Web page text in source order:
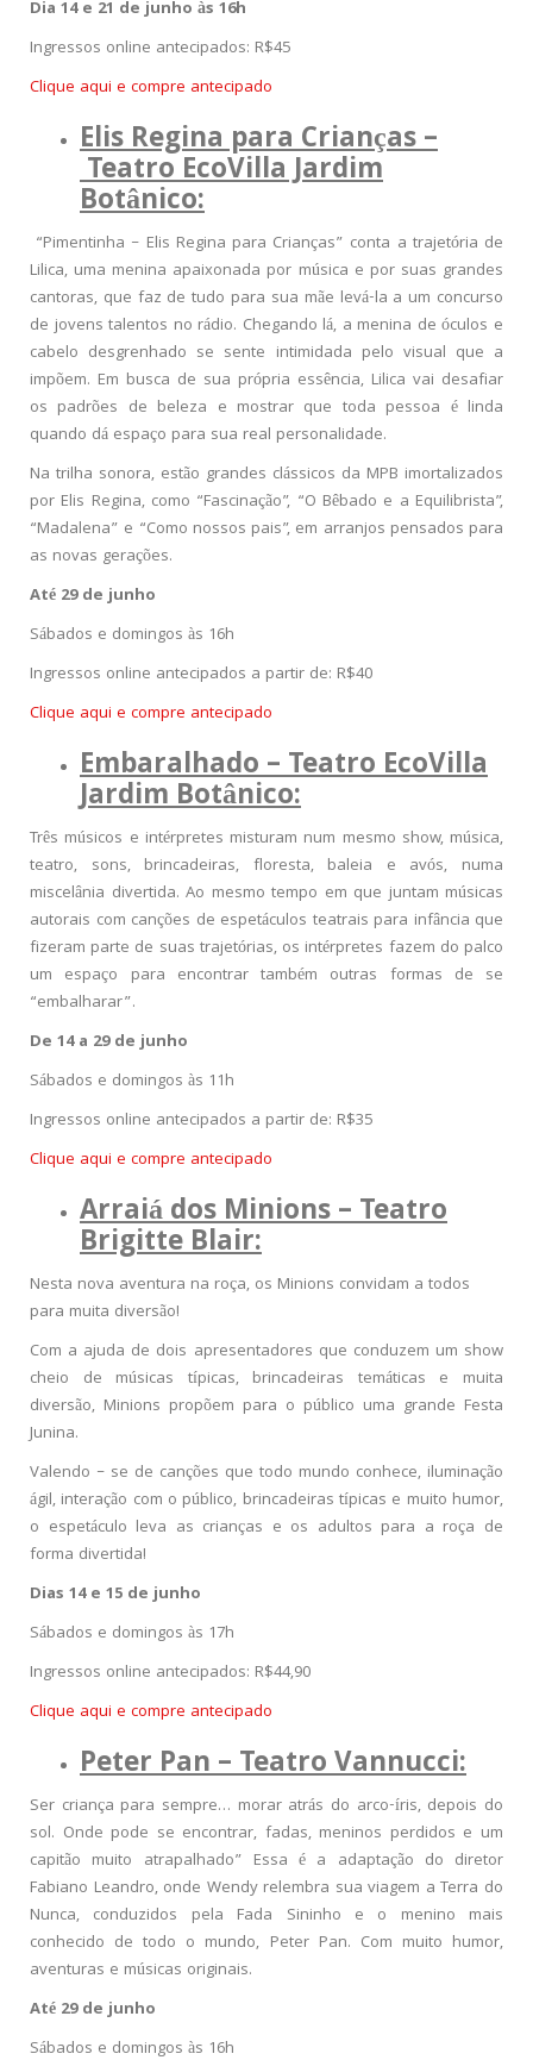
Dia 14 e 21 de junho às 16h
Ingressos online antecipados: R$45
Clique aqui e compre antecipado
Elis Regina para Crianças –
Teatro EcoVilla Jardim
Botânico:
“Pimentinha – Elis Regina para Crianças” conta a trajetória de
Lilica, uma menina apaixonada por música e por suas grandes
cantoras, que faz de tudo para sua mãe levá-la a um concurso
de jovens talentos no rádio. Chegando lá, a menina de óculos e
cabelo desgrenhado se sente intimidada pelo visual que a
impõem. Em busca de sua própria essência, Lilica vai desafiar
os padrões de beleza e mostrar que toda pessoa é linda
quando dá espaço para sua real personalidade.
Na trilha sonora, estão grandes clássicos da MPB imortalizados
por Elis Regina, como “Fascinação”, “O Bêbado e a Equilibrista”,
“Madalena” e “Como nossos pais”, em arranjos pensados para
as novas gerações.
Até 29 de junho
Sábados e domingos às 16h
Ingressos online antecipados a partir de: R$40
Clique aqui e compre antecipado
Embaralhado – Teatro EcoVilla
Jardim Botânico:
Três músicos e intérpretes misturam num mesmo show, música,
teatro, sons, brincadeiras, floresta, baleia e avós, numa
miscelânia divertida. Ao mesmo tempo em que juntam músicas
autorais com canções de espetáculos teatrais para infância que
fizeram parte de suas trajetórias, os intérpretes fazem do palco
um espaço para encontrar também outras formas de se
“embalharar”.
De 14 a 29 de junho
Sábados e domingos às 11h
Ingressos online antecipados a partir de: R$35
Clique aqui e compre antecipado
Arraiá dos Minions – Teatro
Brigitte Blair:
Nesta nova aventura na roça, os Minions convidam a todos
para muita diversão!
Com a ajuda de dois apresentadores que conduzem um show
cheio de músicas típicas, brincadeiras temáticas e muita
diversão, Minions propõem para o público uma grande Festa
Junina.
Valendo – se de canções que todo mundo conhece, iluminação
ágil, interação com o público, brincadeiras típicas e muito humor,
o espetáculo leva as crianças e os adultos para a roça de
forma divertida!
Dias 14 e 15 de junho
Sábados e domingos às 17h
Ingressos online antecipados: R$44,90
Clique aqui e compre antecipado
Peter Pan – Teatro Vannucci:
Ser criança para sempre… morar atrás do arco-íris, depois do
sol. Onde pode se encontrar, fadas, meninos perdidos e um
capitão muito atrapalhado” Essa é a adaptação do diretor
Fabiano Leandro, onde Wendy relembra sua viagem a Terra do
Nunca, conduzidos pela Fada Sininho e o menino mais
conhecido de todo o mundo, Peter Pan. Com muito humor,
aventuras e músicas originais.
Até 29 de junho
Sábados e domingos às 16h